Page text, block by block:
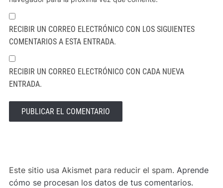
RECIBIR UN CORREO ELECTRÓNICO CON LOS SIGUIENTES
COMENTARIOS A ESTA ENTRADA.
RECIBIR UN CORREO ELECTRÓNICO CON CADA NUEVA
ENTRADA.
Este sitio usa Akismet para reducir el spam. Aprende
cómo se procesan los datos de tus comentarios.